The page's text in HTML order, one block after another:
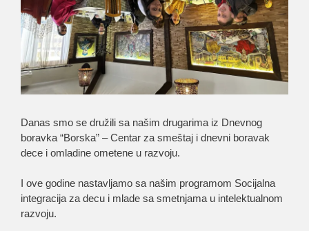
Danas smo se družili sa našim drugarima iz Dnevnog
boravka “Borska” – Centar za smeštaj i dnevni boravak
dece i omladine ometene u razvoju.
I ove godine nastavljamo sa našim programom Socijalna
integracija za decu i mlade sa smetnjama u intelektualnom
razvoju.